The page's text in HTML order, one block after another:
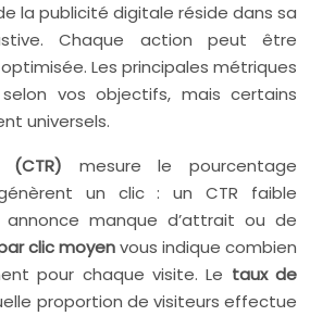
la publicité digitale réside dans sa
Chaque action peut être
Les principales métriques
vos objectifs, mais certains
universels.
mesure le pourcentage
un clic : un CTR faible
manque d’attrait ou de
clic moyenvous indique combien
pour chaque visite. Le taux de
proportion de visiteurs effectue